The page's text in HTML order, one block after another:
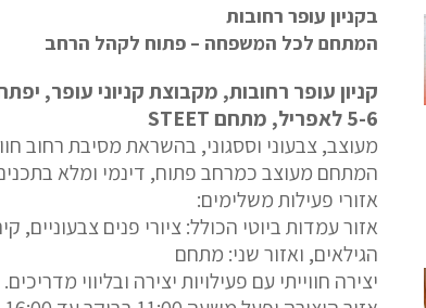
k
e
p
s
t
n
בקניון עופר רחובות
המתחם לכל המשפחה – פתוח לקהל הרחב
קניון עופר רחובות, מקבוצת קניוני עופר,
5-6 לאפריל, מתחם STEET
מעוצב, צבעוני וססגוני, בהשראת מסיבת רחוב
המתחם מעוצב כמרחב פתוח, דינמי ומלא
אזורי פעילות משלימים:
אזור עמדות ביוטי הכולל: ציורי פנים צבעוניים,
הגילאים, ואזור שני: מתחם
יצירה חווייתי עם פעילויות יצירה ובליווי מדריכים.